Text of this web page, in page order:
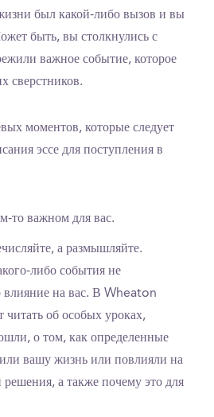
был какой-либо вызов и вы
быть, вы столкнулись с
важное событие, которое
сверстников.
моментов, которые следует
эссе для поступления в
то важном для вас.
а размышляйте.
либо события не
влияние на вас. В Wheaton
читать об особых уроках,
о том, как определенные
вашу жизнь или повлияли на
а также почему это для